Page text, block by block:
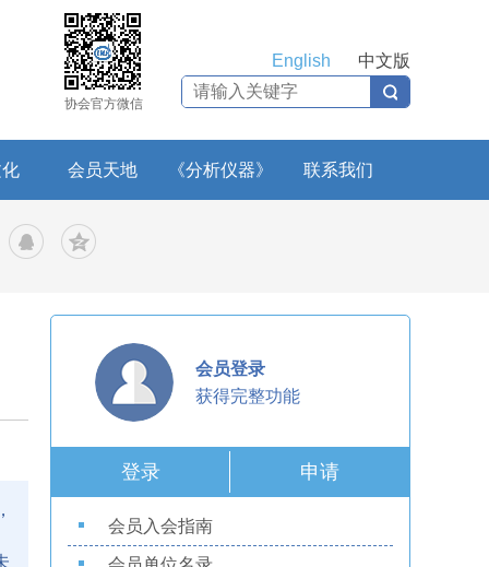
English 中文版
协会官方微信
会员天地 《分析仪器》 联系我们
会员登录
获得完整功能
登录 申请
会员入会指南